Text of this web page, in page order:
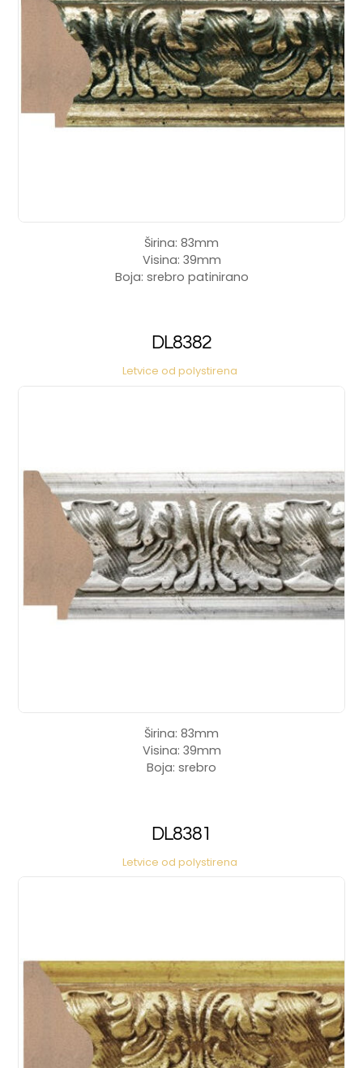
Širina: 83mm
Visina: 39mm
Boja: srebro patinirano
DL8382
Letvice od polystirena
Širina: 83mm
Visina: 39mm
Boja: srebro
DL8381
Letvice od polystirena